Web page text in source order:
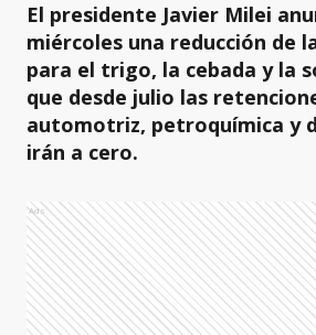
El presidente Javier Milei
miércoles una reducción de
para el trigo, la cebada y la
que desde julio las
automotriz, petroquímica y
irán a cero.
Ads